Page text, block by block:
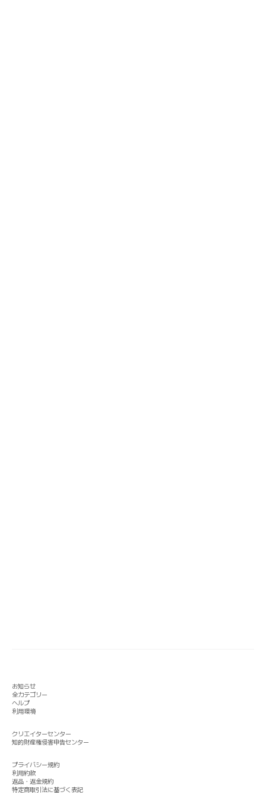
お知らせ
全カテゴリー
ヘルプ
利用環境
クリエイターセンター
知的財産権侵害申告センター
プライバシー規約
利用約款
返品・返金規約
特定商取引法に基づく表記